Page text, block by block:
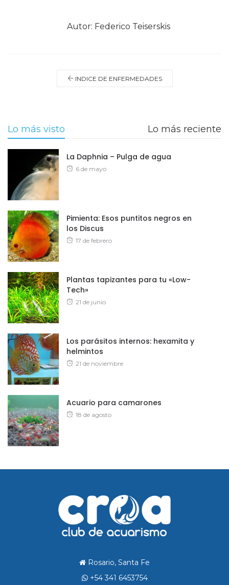
Autor: Federico Teiserskis
INDICE DE ENFERMEDADES
Lo más visto Lo más reciente
La Daphnia – Pulga de agua
Posted
6 de mayo
Pimienta: Esos puntitos negros en
los Discus
Posted
17 de febrero
Plantas tapizantes para tu «Low-
Tech»
Posted
21 de junio
Los parásitos internos: hexamita y
helmintos
Posted
21 de noviembre
Acuario para camarones
Posted
18 de agosto
Rosario, Santa Fe
+54 341 6453754